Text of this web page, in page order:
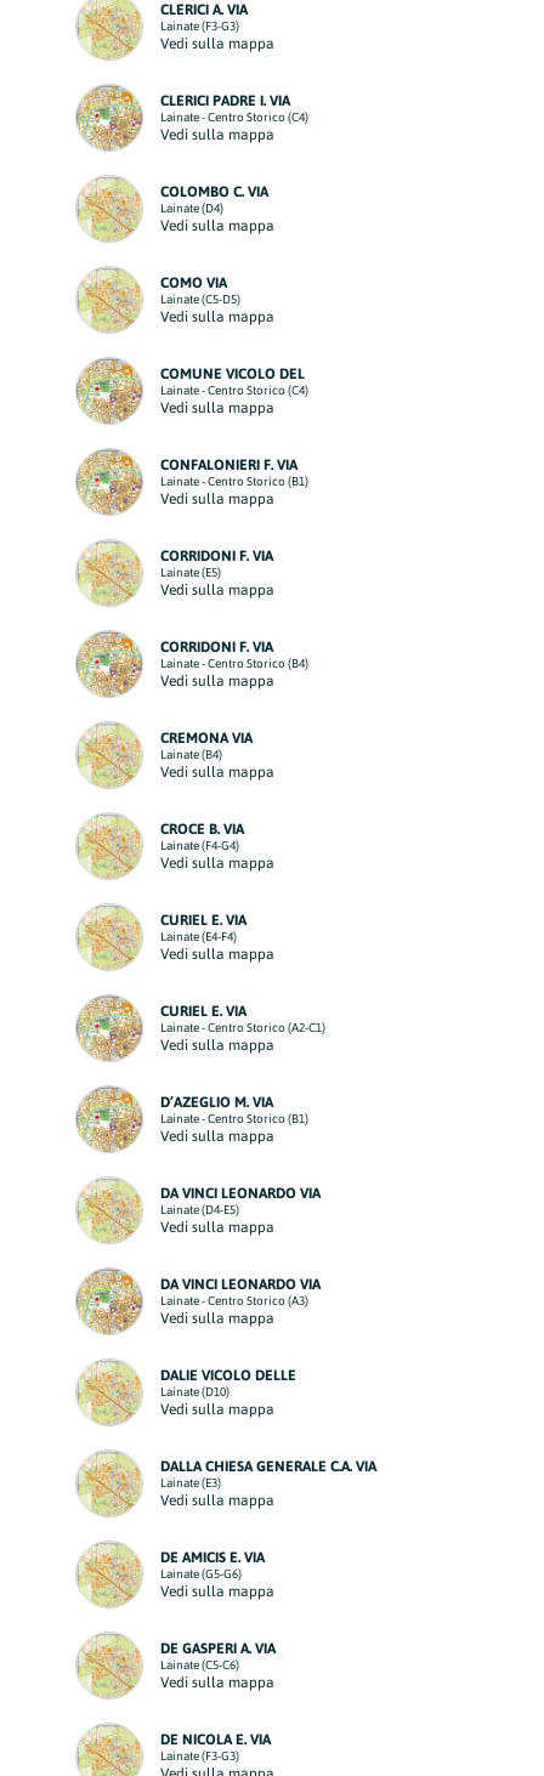
CLERICI A. VIA
Lainate (F3-G3)
Vedi sulla mappa
CLERICI PADRE I. VIA
Lainate - Centro Storico (C4)
Vedi sulla mappa
COLOMBO C. VIA
Lainate (D4)
Vedi sulla mappa
COMO VIA
Lainate (C5-D5)
Vedi sulla mappa
COMUNE VICOLO DEL
Lainate - Centro Storico (C4)
Vedi sulla mappa
CONFALONIERI F. VIA
Lainate - Centro Storico (B1)
Vedi sulla mappa
CORRIDONI F. VIA
Lainate (E5)
Vedi sulla mappa
CORRIDONI F. VIA
Lainate - Centro Storico (B4)
Vedi sulla mappa
CREMONA VIA
Lainate (B4)
Vedi sulla mappa
CROCE B. VIA
Lainate (F4-G4)
Vedi sulla mappa
CURIEL E. VIA
Lainate (E4-F4)
Vedi sulla mappa
CURIEL E. VIA
Lainate - Centro Storico (A2-C1)
Vedi sulla mappa
D’AZEGLIO M. VIA
Lainate - Centro Storico (B1)
Vedi sulla mappa
DA VINCI LEONARDO VIA
Lainate (D4-E5)
Vedi sulla mappa
DA VINCI LEONARDO VIA
Lainate - Centro Storico (A3)
Vedi sulla mappa
DALIE VICOLO DELLE
Lainate (D10)
Vedi sulla mappa
DALLA CHIESA GENERALE C.A. VIA
Lainate (E3)
Vedi sulla mappa
DE AMICIS E. VIA
Lainate (G5-G6)
Vedi sulla mappa
DE GASPERI A. VIA
Lainate (C5-C6)
Vedi sulla mappa
DE NICOLA E. VIA
Lainate (F3-G3)